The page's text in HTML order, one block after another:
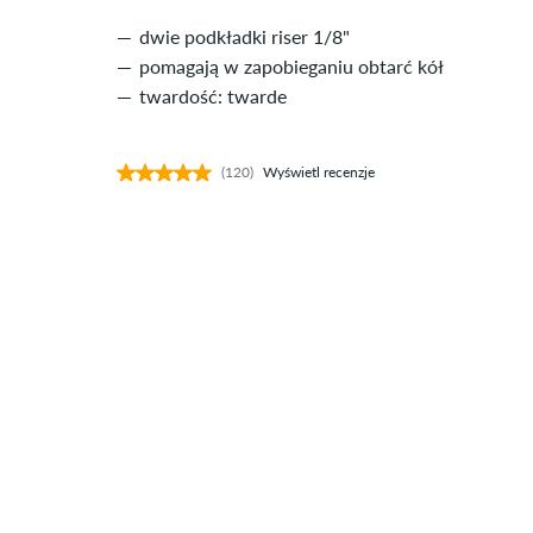
dwie podkładki riser 1/8"
pomagają w zapobieganiu obtarć kół
twardość: twarde
(120) Wyświetl recenzje